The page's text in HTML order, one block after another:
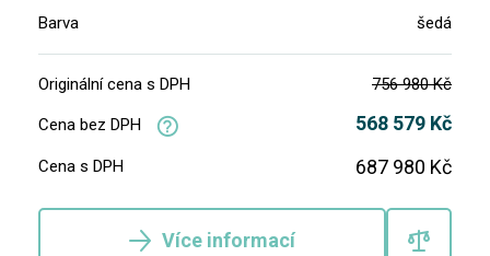
Barva
šedá
Originální cena s DPH 756 980 Kč
Cena bez DPH 568 579 Kč
Cena s DPH 687 980 Kč
Více informací